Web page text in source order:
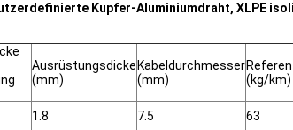
Kupfer-Aluminiumdraht, XLPE
Ausrüstungsdicke
(mm)
Kabeldurchmesser
(mm)
(kg/km)
1.8 7.5 63